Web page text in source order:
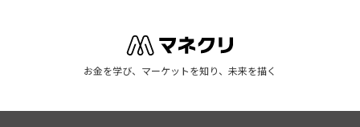
お金を学び、マーケットを知り、未来を描く